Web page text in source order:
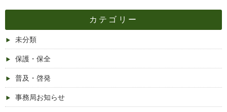
カテゴリー
未分類
保護・保全
普及・啓発
事務局お知らせ